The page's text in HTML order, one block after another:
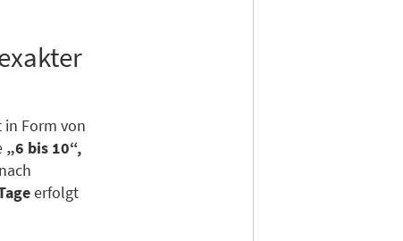
Form von
„6 bis 10“,
erfolgt